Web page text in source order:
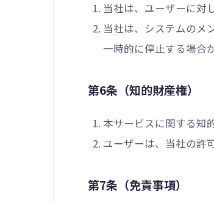
当社は、ユーザーに対
当社は、システムのメ
一時的に停止する場合
第6条（知的財産権）
本サービスに関する知
ユーザーは、当社の許
第7条（免責事項）